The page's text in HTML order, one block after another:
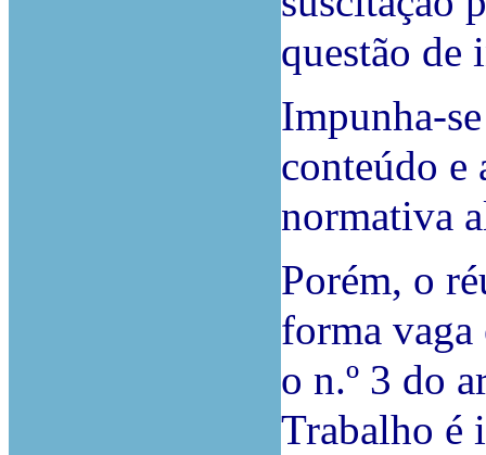
questão
Impunha-
conteúdo e
normativa
Porém, o
forma vaga
o n.º 3 do
Trabalho é